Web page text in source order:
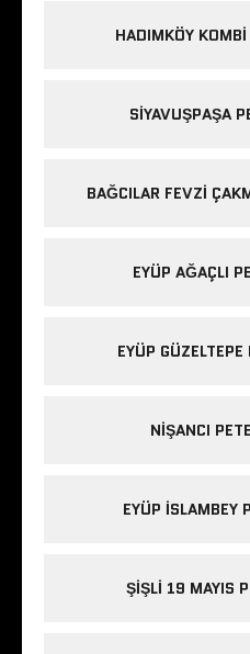
HADIMKÖY
SIYAVUŞPAŞA
BAĞCILAR FEVZI
EYÜP AĞAÇLI
EYÜP
NIŞANCI
EYÜP ISLAMBEY
ŞIŞLI 19 MAYIS